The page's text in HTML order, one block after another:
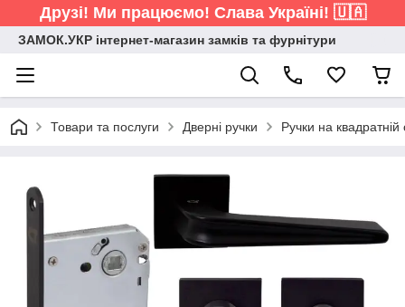
Друзі! Ми працюємо! Слава Україні! 🇺🇦
ЗАМОК.УКР інтернет-магазин замків та фурнітури
Товари та послуги Дверні ручки Ручки на квадратній